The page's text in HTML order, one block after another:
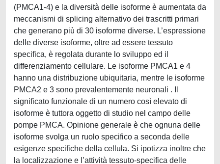
(PMCA1-4) e la diversità delle isoforme è aumentata da
meccanismi di splicing alternativo dei trascritti primari
che generano più di 30 isoforme diverse. L’espressione
delle diverse isoforme, oltre ad essere tessuto
specifica, è regolata durante lo sviluppo ed il
differenziamento cellulare. Le isoforme PMCA1 e 4
hanno una distribuzione ubiquitaria, mentre le isoforme
PMCA2 e 3 sono prevalentemente neuronali . Il
significato funzionale di un numero così elevato di
isoforme è tuttora oggetto di studio nel campo delle
pompe PMCA. Opinione generale è che ognuna delle
isoforme svolga un ruolo specifico a seconda delle
esigenze specifiche della cellula. Si ipotizza inoltre che
la localizzazione e l’attività tessuto-specifica delle